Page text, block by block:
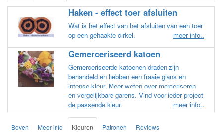
Haken - effect toer afsluiten
Wat is het effect van het afsluiten van een toer
op een gehaakte cirkel.
meer info..
Gemerceriseerd katoen
Gemerceriseerde katoenen draden zijn
behandeld en hebben een fraaie glans en
intense kleur. Meer weten over merceriseren
en vergelijkbare garens. Vind voor ieder project
de passende kleur.
meer info..
Boven Meer info Kleuren Patronen Reviews